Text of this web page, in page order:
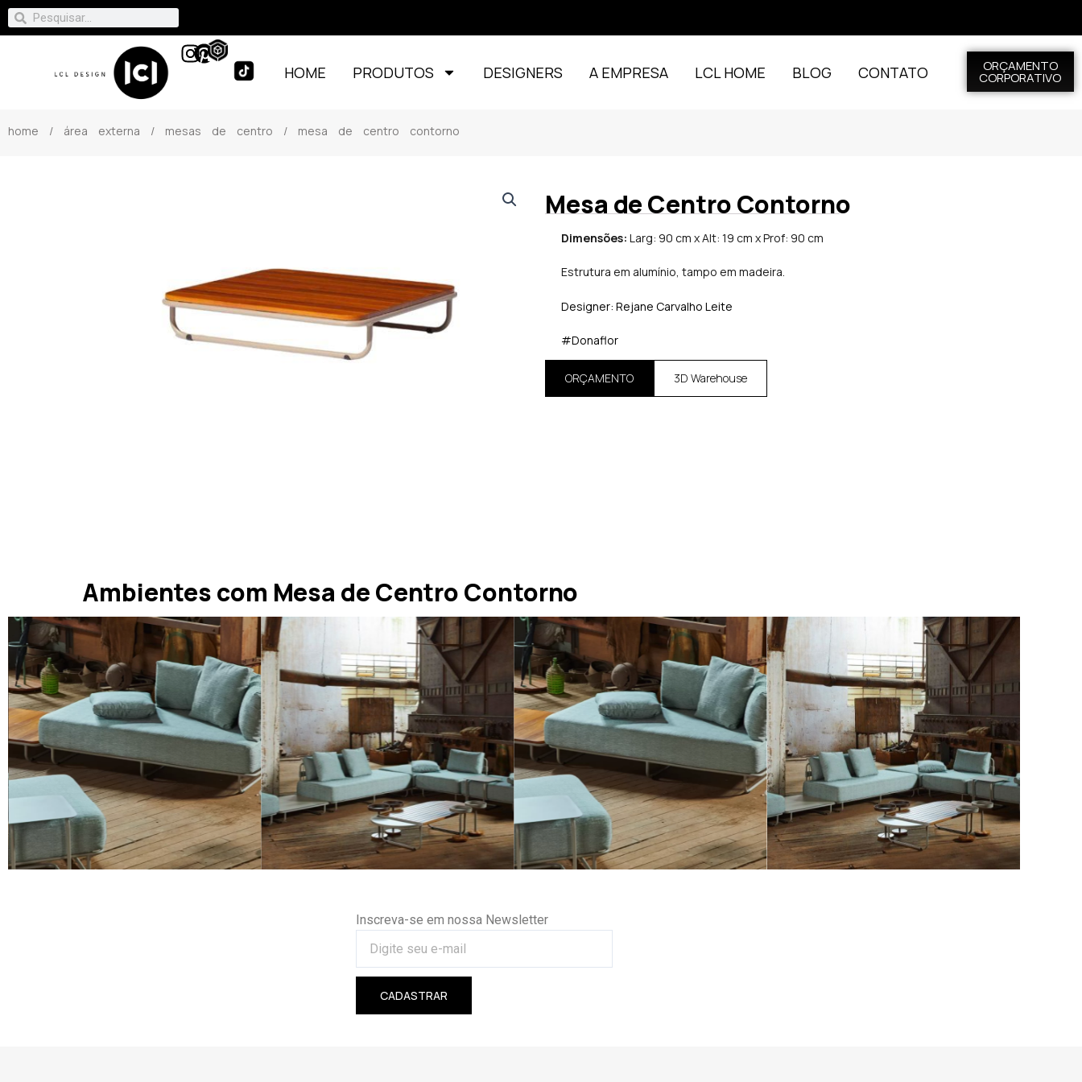
HOME PRODUTOS DESIGNERS A EMPRESA LCL HOME BLOG CONTATO ORÇAMENTO
CORPORATIVO
home / área externa / mesas de centro / mesa de centro contorno
Mesa de Centro Contorno
Dimensões: Larg: 90 cm x Alt: 19 cm x Prof: 90 cm
Estrutura em alumínio, tampo em madeira.
Designer: Rejane Carvalho Leite
#Donaflor
ORÇAMENTO 3D Warehouse
Ambientes com Mesa de Centro Contorno
Inscreva-se em nossa Newsletter
CADASTRAR